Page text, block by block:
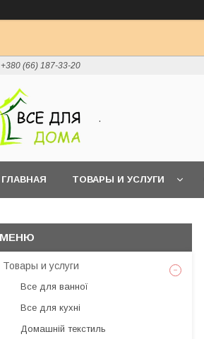
+380 (66) 187-33-20
.
ГЛАВНАЯ ТОВАРЫ И УСЛУГИ
Товары и услуги
Все для ванної
Все для кухні
Домашній текстиль